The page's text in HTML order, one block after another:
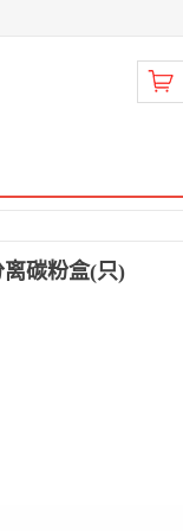
离碳粉盒(只)